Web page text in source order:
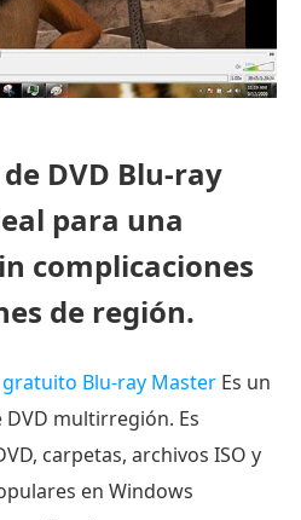
DVD Blu-ray
para una
complicaciones
de región.
Blu-ray Master Es un
multirregión. Es
carpetas, archivos ISO y
en Windows